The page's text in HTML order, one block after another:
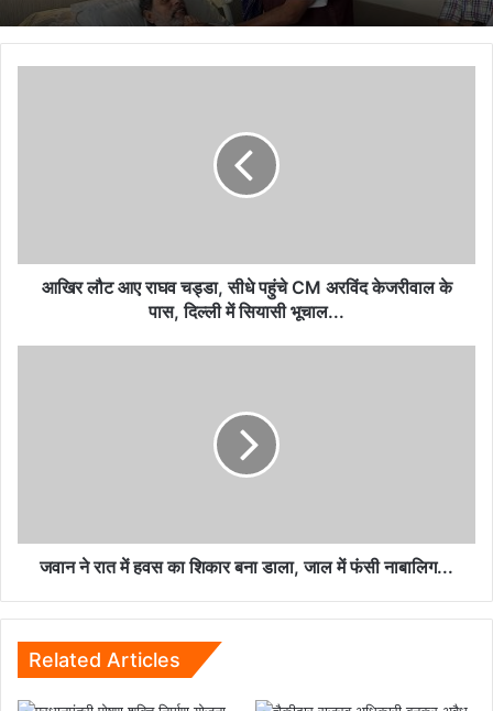
अरविंद
केजरीवाल
आखिर लौट आए राघव चड्डा, सीधे पहुंचे CM अरविंद केजरीवाल के
पास, दिल्ली में सियासी भूचाल...
डाला,
जालजवान ने रात में हवस का शिकार बना डाला, जाल में फंसी नाबालिग...
Related Articles